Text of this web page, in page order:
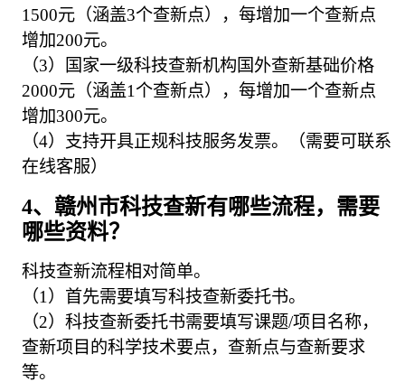
1500元（涵盖3个查新点），每增加一个查新点
增加200元。
（3）国家一级科技查新机构国外查新基础价格
2000元（涵盖1个查新点），每增加一个查新点
增加300元。
（4）支持开具正规科技服务发票。（需要可联系
在线客服）
4、赣州市科技查新有哪些流程，需要
哪些资料？
科技查新流程相对简单。
（1）首先需要填写科技查新委托书。
（2）科技查新委托书需要填写课题/项目名称，
查新项目的科学技术要点，查新点与查新要求
等。